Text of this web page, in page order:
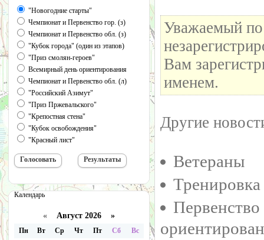
"Новогодние старты"
Чемпионат и Первенство гор. (з)
Чемпионат и Первенство обл. (з)
"Кубок города" (один из этапов)
"Приз смолян-героев"
Всемирный день ориентирования
Чемпионат и Первенство обл. (л)
"Российский Азимут"
"Приз Пржевальского"
"Крепостная стена"
"Кубок освобождения"
"Красный лист"
Календарь
« Август 2026 »
Пн Вт Ср Чт Пт Сб
Вс
Уважаемый
Вам
именем.
Другие
Ветераны